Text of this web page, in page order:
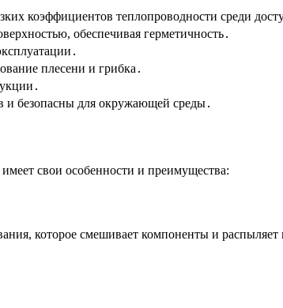
коэффициентов теплопроводности среди
обеспечивая герметичность․
плесени и грибка․
безопасны для окружающей среды․
свои особенности и преимущества:
которое смешивает компоненты и распыляет